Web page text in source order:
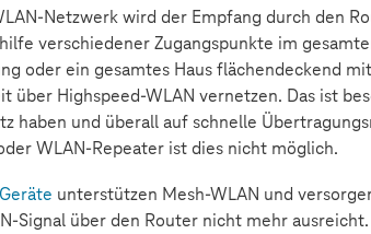
Netzwerk wird der Empfang durch den
verschiedener Zugangspunkte im
oder ein gesamtes Haus flächendeckend
über Highspeed-WLAN vernetzen. Das ist
haben und überall auf schnelle
WLAN-Repeater ist dies nicht möglich.
unterstützen Mesh-WLAN und
Signal über den Router nicht mehr